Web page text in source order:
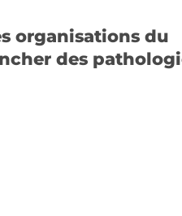
organisations du
des